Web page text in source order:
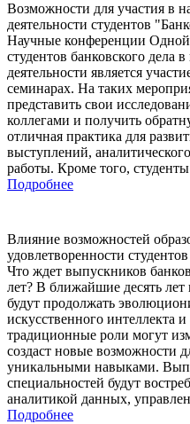
Возможности для участия в
деятельности студентов
Научные конференции
студентов банковского дела
деятельности является
семинарах. На таких
представить свои
коллегами и получить
отличная практика для
выступлений,
работы. Кроме того,
Подробнее
Влияние возможностей
удовлетворенности
Что ждет выпускников
лет? В ближайшие десять
будут продолжать
искусственного интеллекта
традиционные роли могут
создаст новые возможности
уникальными навыками.
специальностей будут
аналитикой данных,
Подробнее